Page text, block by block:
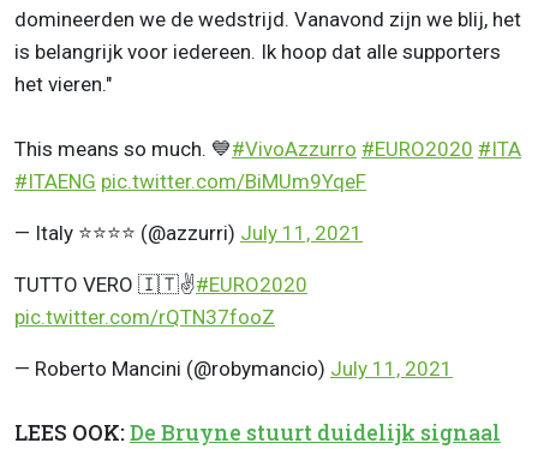
domineerden we de wedstrijd. Vanavond zijn we blij, het
is belangrijk voor iedereen. Ik hoop dat alle supporters
het vieren."
This means so much. 💙#VivoAzzurro #EURO2020 #ITA
#ITAENG pic.twitter.com/BiMUm9YqeF
— Italy ⭐️⭐️⭐️⭐️ (@azzurri) July 11, 2021
TUTTO VERO 🇮🇹✌️#EURO2020
pic.twitter.com/rQTN37fooZ
— Roberto Mancini (@robymancio) July 11, 2021
LEES OOK:De Bruyne stuurt duidelijk signaal